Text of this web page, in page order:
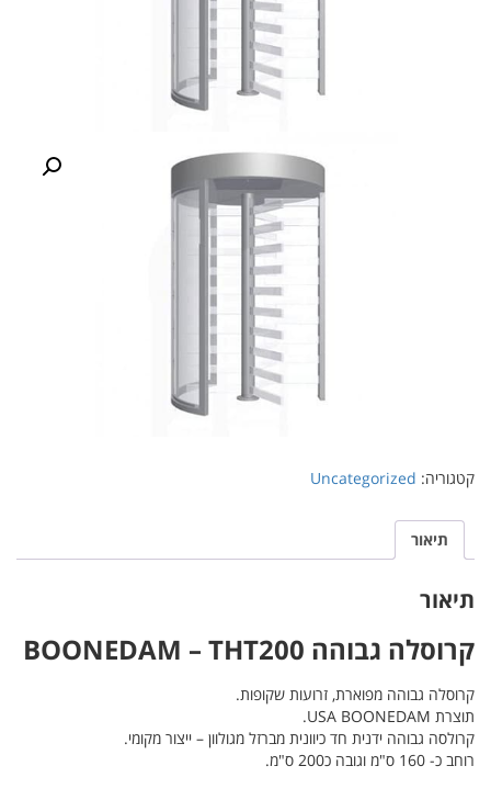
קטגוריה: Uncategorized
תיאור
תיאור
קרוסלה גבוהה BOONEDAM – THT200
קרוסלה גבוהה מפוארת, זרועות שקופות.
תוצרת USA BOONEDAM.
קרולסה גבוהה ידנית חד כיוונית מברזל מגולוון – ייצור מקומי.
רוחב כ- 160 ס"מ וגובה כ200 ס"מ.